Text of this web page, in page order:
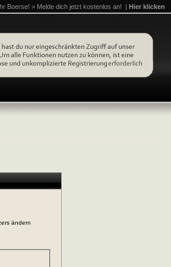
Boerse! > Melde dich jetzt kostenlos an! | Hier klicken
ändern